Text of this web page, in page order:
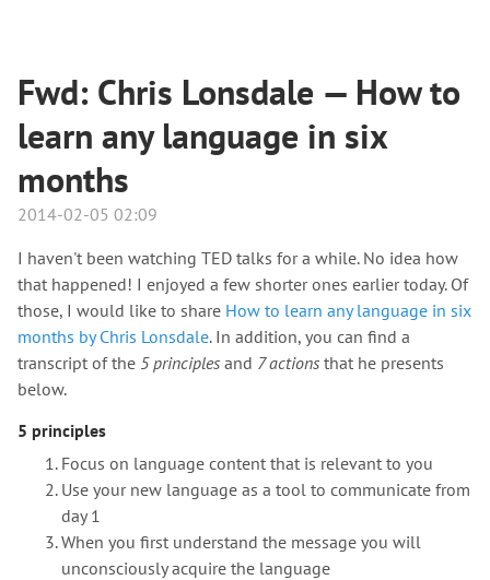
Fwd: Chris Lonsdale — How to
learn any language in six
months
2014-02-05 02:09
I haven't been watching TED talks for a while. No idea how
that happened! I enjoyed a few shorter ones earlier today. Of
those, I would like to share How to learn any language in six
months by Chris Lonsdale. In addition, you can find a
transcript of the 5 principles and 7 actions that he presents
below.
5 principles
Focus on language content that is relevant to you
Use your new language as a tool to communicate from
day 1
When you first understand the message you will
unconsciously acquire the language